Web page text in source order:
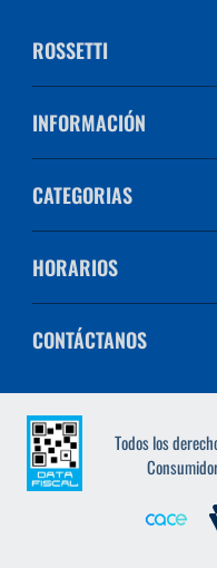
ROSSETTI
INFORMACIÓN
CATEGORIAS
HORARIOS
CONTÁCTANOS
Todos los